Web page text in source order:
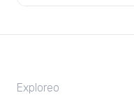
Exploreo